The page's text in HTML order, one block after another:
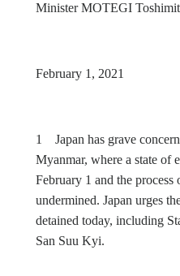
Minister MOTEGI
February 1, 2021
1 Japan has grave
Myanmar, where a state of
February 1 and the
undermined. Japan urges
detained today, including
San Suu Kyi.